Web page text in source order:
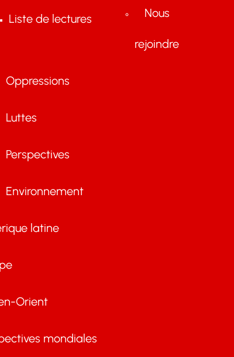
Liste de lectures Nous
rejoindre
Oppressions
Luttes
Perspectives
Environnement
latine
Orient
mondiales